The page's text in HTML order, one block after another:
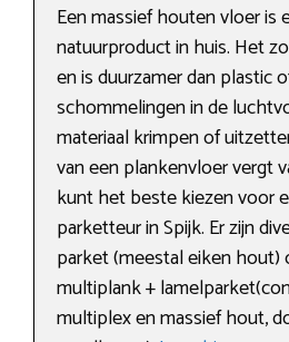
Een massief houten vloer is
natuurproduct in huis. Het
en is duurzamer dan plastic
schommelingen in de
materiaal krimpen of
van een plankenvloer vergt
kunt het beste kiezen voor
parketteur in Spijk. Er zijn
parket (meestal eiken hout)
multiplank +
multiplex en massief hout,